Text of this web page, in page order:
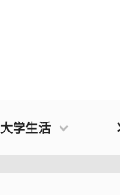
大学生活